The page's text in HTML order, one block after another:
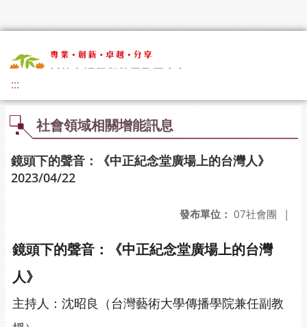
:::
社會領域相關增能訊息
鏡頭下的聲音：《中正紀念堂廣場上的台灣人》
2023/04/22
發布單位： 07社會團 |
鏡頭下的聲音：《中正紀念堂廣場上的台灣
人》
主持人：沈昭良（台灣藝術大學傳播學院兼任副教